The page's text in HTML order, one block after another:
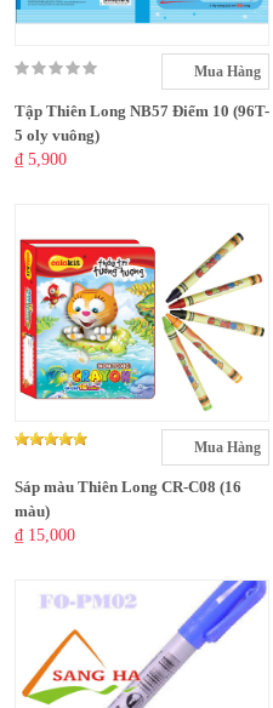
Mua Hàng
Tập Thiên Long NB57 Điểm 10 (96T-
5 oly vuông)
₫ 5,900
Mua Hàng
Sáp màu Thiên Long CR-C08 (16
màu)
₫ 15,000